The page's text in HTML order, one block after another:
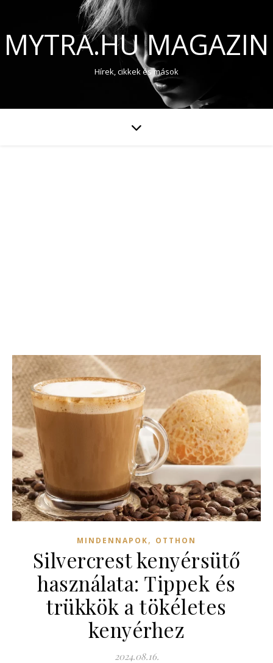
MYTRA.HU MAGAZIN
Hírek, cikkek és mások
MINDENNAPOK, OTTHON
Silvercrest kenyérsütő
használata: Tippek és
trükkök a tökéletes
kenyérhez
2024.08.16.